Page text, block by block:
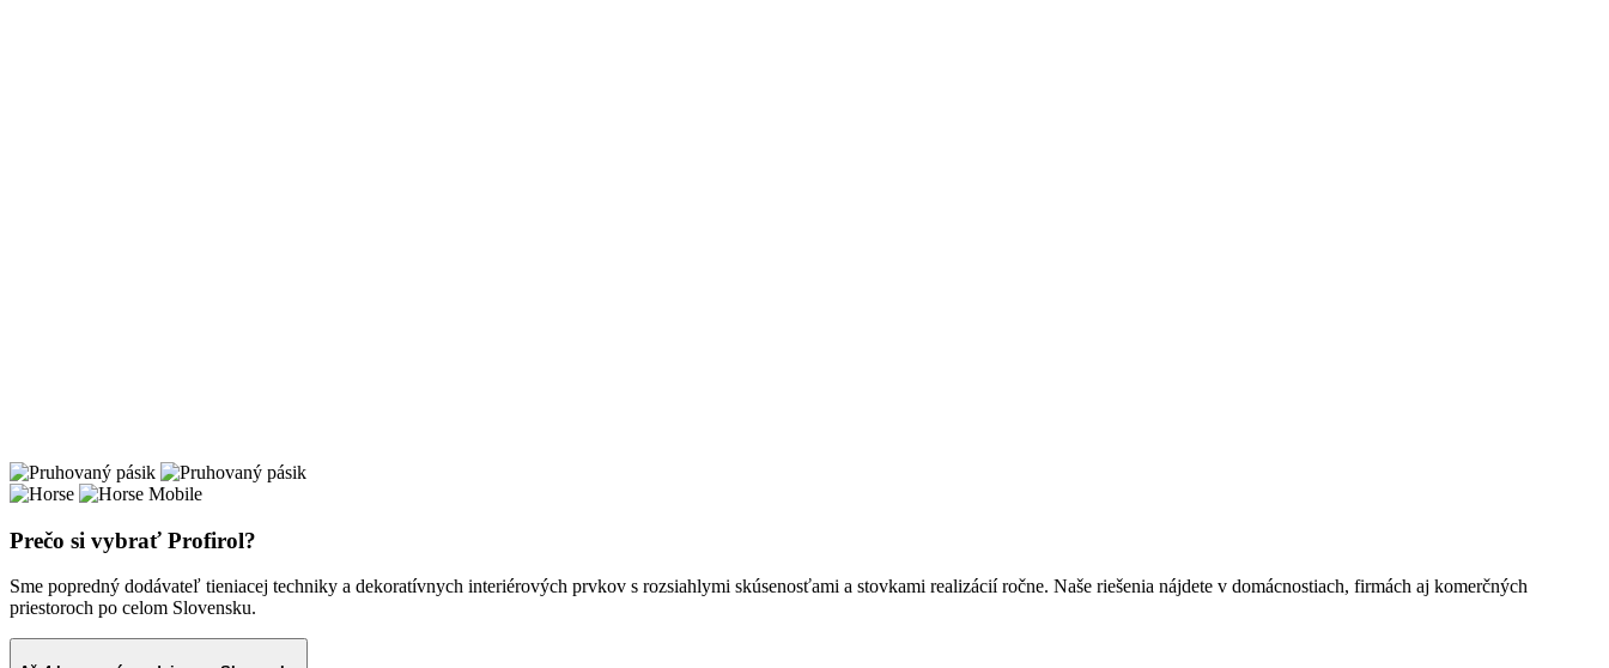
Prečo si vybrať Profirol?
Sme popredný dodávateľ tieniacej techniky a dekoratívnych interiérových prvkov s rozsiahlymi skúsenosťami a stovkami realizácií ročne. Naše riešenia nájdete v domácnostiach, firmách aj komerčných
priestoroch po celom Slovensku.